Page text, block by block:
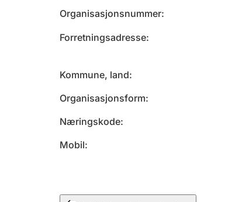
Organisasjonsnummer
Forretningsadresse
Kommune, land
Organisasjonsform
Næringskode
Mobil